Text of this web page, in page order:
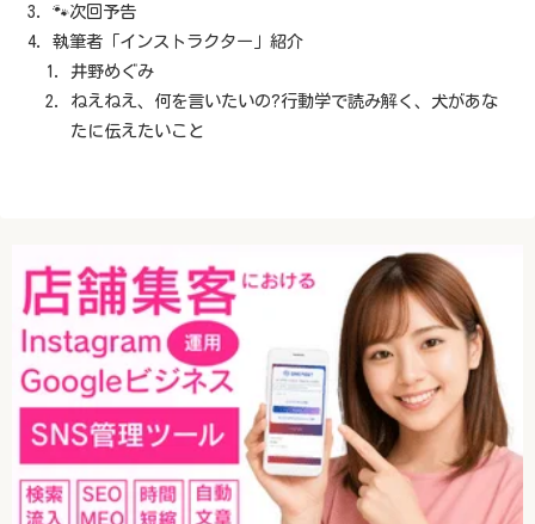
🐾次回予告
執筆者「インストラクター」紹介
井野めぐみ
ねえねえ、何を言いたいの?行動学で読み解く、犬があな
たに伝えたいこと